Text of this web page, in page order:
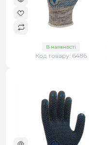
В наявності
Код товару: 6486